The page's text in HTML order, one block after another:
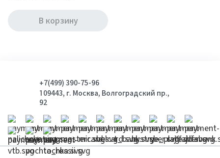
В корзину
+7(499) 390-75-96
109443, г. Москва, Волгоградский пр.,
92